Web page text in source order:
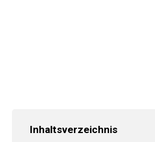
Inhaltsverzeichnis